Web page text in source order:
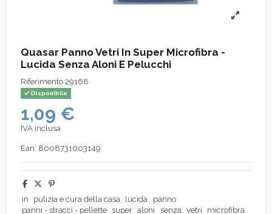
Quasar Panno Vetri In Super Microfibra -
Lucida Senza Aloni E Pelucchi
Riferimento 29168
Disponibile
1,09 €
IVA inclusa
Ean: 8008731003149
in pulizia e cura della casa lucida
panno
panni - stracci - pellette super aloni senza vetri
microfibra